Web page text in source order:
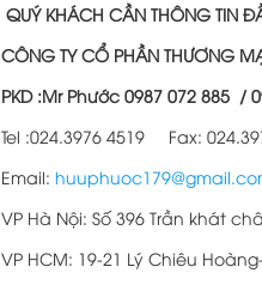
QUÝ KHÁCH CẦN THÔNG TIN
CÔNG TY CỔ PHẦN THƯƠNG
PKD :Mr Phước 0987 072 885 /
Tel :024.3976 4519 Fax:
Email:
VP Hà Nội: Số 396 Trần khát
VP HCM: 19-21 Lý Chiêu